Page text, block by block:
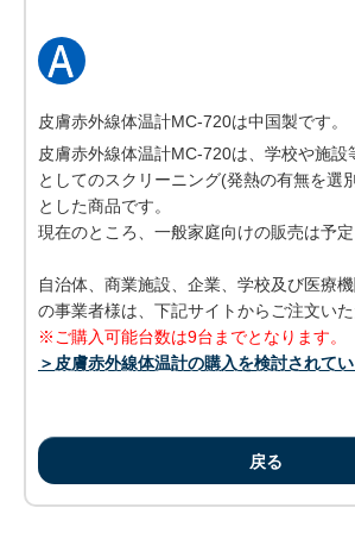
皮膚赤外線体温計MC-720は中国製です。
皮膚赤外線体温計MC-720は、学校や施設
としてのスクリーニング(発熱の有無を選
とした商品です。
現在のところ、一般家庭向けの販売は予定
自治体、商業施設、企業、学校及び医療
の事業者様は、下記サイトからご注文いた
※ご購入可能台数は9台までとなります。
＞皮膚赤外線体温計の購入を検討されて
戻る